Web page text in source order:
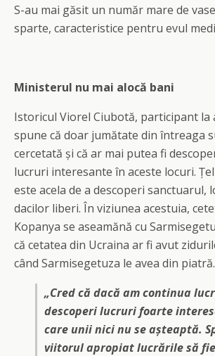
S-au mai găsit un număr mare de
sparte, caracteristice pentru evul
Ministerul nu mai alocă bani
Istoricul Viorel Ciubotă, participant la
spune că doar jumătate din întreaga
cercetată și că ar mai putea fi
lucruri interesante în aceste locuri.
este acela de a descoperi sanctuarul,
dacilor liberi. În viziunea acestuia,
Kopanya se aseamănă cu
că cetatea din Ucraina ar fi avut
când Sarmisegetuza le avea din piatră.
„Cred că dacă am continua
descoperi lucruri foarte
care unii nici nu se așteaptă.
viitorul apropiat lucrările să